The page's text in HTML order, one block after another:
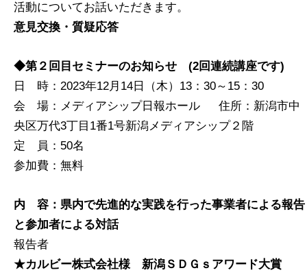
活動についてお話いただきます。
意見交換・質疑応答
◆第２回目セミナーのお知らせ (2回連続講座です)
日 時：2023年12月14日（木）13：30～15：30
会 場：メディアシップ日報ホール 住所：新潟市中
央区万代3丁目1番1号新潟メディアシップ２階
定 員：50名
参加費：無料
内 容：県内で先進的な実践を行った事業者による報告
と参加者による対話
報告者
★カルビー株式会社様 新潟ＳＤＧｓアワード大賞